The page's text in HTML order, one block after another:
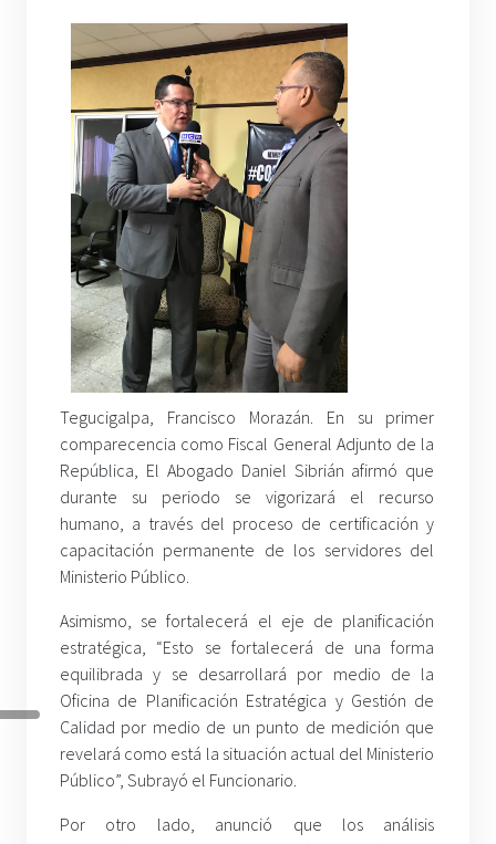
Tegucigalpa, Francisco Morazán. En su primer
comparecencia como Fiscal General Adjunto de la
República, El Abogado Daniel Sibrián afirmó que
durante su periodo se vigorizará el recurso
humano, a través del proceso de certificación y
capacitación permanente de los servidores del
Ministerio Público.
Asimismo, se fortalecerá el eje de planificación
estratégica, “Esto se fortalecerá de una forma
equilibrada y se desarrollará por medio de la
Oficina de Planificación Estratégica y Gestión de
Calidad por medio de un punto de medición que
revelará como está la situación actual del Ministerio
Público”, Subrayó el Funcionario.
Por otro lado, anunció que los análisis